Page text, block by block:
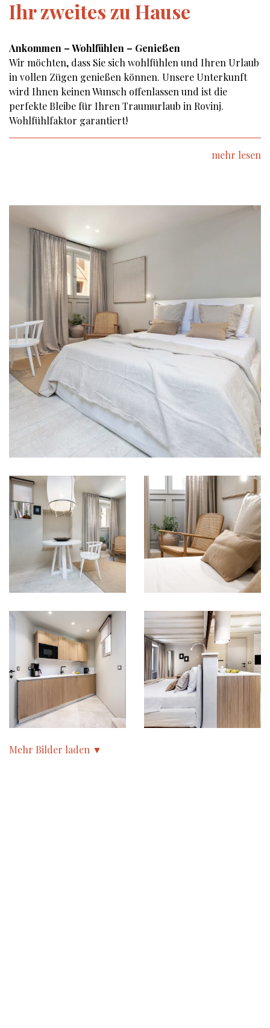
Ihr zweites zu Hause
Ankommen – Wohlfühlen – Genießen
Wir möchten, dass Sie sich wohlfühlen und Ihren Urlaub
in vollen Zügen genießen können. Unsere Unterkunft
wird Ihnen keinen Wunsch offenlassen und ist die
perfekte Bleibe für Ihren Traumurlaub in Rovinj.
Wohlfühlfaktor garantiert!
mehr lesen
Mehr Bilder laden ▼